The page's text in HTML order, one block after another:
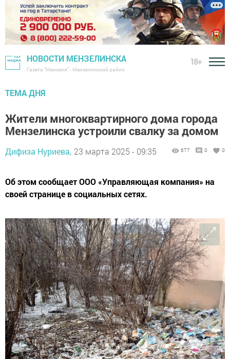
НОВОСТИ МЕНЗЕЛИНСКА
Газета "Мензеля" - Мензелинский район
18+
ТЕМА ДНЯ
Жители многоквартирного дома города
Мензелинска устроили свалку за домом
Дифиза Нуриева, 23 марта 2025 - 09:35 677 0 0
Об этом сообщает ООО «Управляющая компания» на
своей странице в социальных сетях.